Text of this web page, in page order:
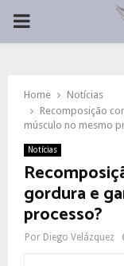
PRIMARY
Home
Notícias
Recomposição
músculo no mesmo
Notícias
gordura e
processo?
Por Diego Velázquez